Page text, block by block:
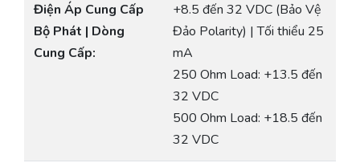
Điện Áp Cung Cấp
Bộ Phát | Dòng
Cung Cấp:
+8.5 đến 32 VDC (Bảo Vệ
Đảo Polarity) | Tối thiểu 25
mA
250 Ohm Load: +13.5 đến
32 VDC
500 Ohm Load: +18.5 đến
32 VDC